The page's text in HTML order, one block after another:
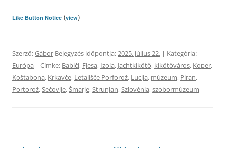
Like Button Notice (view)
Szerző:Gábor Bejegyzés időpontja:2025. július 22. | Kategória:
Európa | Címke: Babiči, Fjesa, Izola, Jachtkikötő, kikötőváros, Koper,
Koštabona, Krkavče, Letališče Porforož, Lucija, múzeum, Piran,
Portorož,Sečovlje,Šmarje,Strunjan,Szlovénia,szobormúzeum